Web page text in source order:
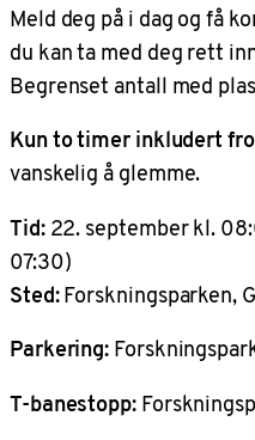
Meld deg på i dag og få
du kan ta med deg rett
Begrenset antall med
Kun to timer inkludert
vanskelig å glemme.
Tid:22. september kl.
07:30)
Sted:Forskningsparken,
Parkering:
T-banestopp: